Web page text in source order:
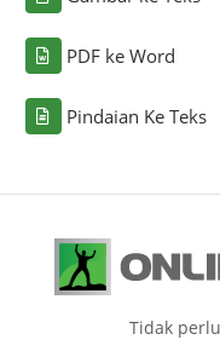
PDF ke Word
Pindaian Ke Teks
Tidak